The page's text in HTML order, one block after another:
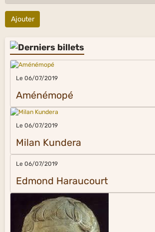
Ajouter
Le 06/07/2019
Aménémopé
Le 06/07/2019
Milan Kundera
Le 06/07/2019
Edmond Haraucourt